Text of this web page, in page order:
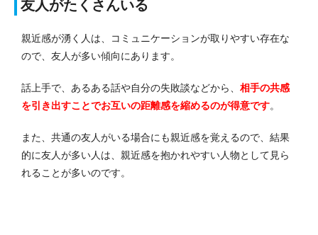
友人がたくさんいる
親近感が湧く人は、コミュニケーションが取りやすい存在な
ので、友人が多い傾向にあります。
話上手で、あるある話や自分の失敗談などから、 相手の共感
を引き出すことでお互いの距離感を縮めるのが得意です。
また、共通の友人がいる場合にも親近感を覚えるので、結果
的に友人が多い人は、親近感を抱かれやすい人物として見ら
れることが多いのです。